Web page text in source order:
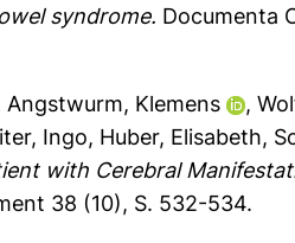
syndrome. Documenta
Angstwurm, Klemens ,
Ingo, Huber, Elisabeth,
with Cerebral
38 (10), S. 532-534.